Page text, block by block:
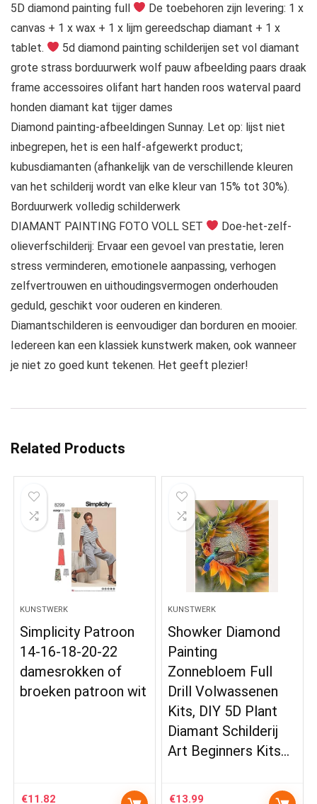
5D diamond painting full
De toebehoren zijn levering: 1 x
canvas + 1 x wax + 1 x lijm gereedschap diamant + 1 x
tablet.
5d diamond painting schilderijen set vol diamant
grote strass borduurwerk wolf pauw afbeelding paars draak
frame accessoires olifant hart handen roos waterval paard
honden diamant kat tijger dames
Diamond painting-afbeeldingen Sunnay. Let op: lijst niet
inbegrepen, het is een half-afgewerkt product;
kubusdiamanten (afhankelijk van de verschillende kleuren
van het schilderij wordt van elke kleur van 15% tot 30%).
Borduurwerk volledig schilderwerk
DIAMANT PAINTING FOTO VOLL SET
Doe-het-zelf-
olieverfschilderij: Ervaar een gevoel van prestatie, leren
stress verminderen, emotionele aanpassing, verhogen
zelfvertrouwen en uithoudingsvermogen onderhouden
geduld, geschikt voor ouderen en kinderen.
Diamantschilderen is eenvoudiger dan borduren en mooier.
Iedereen kan een klassiek kunstwerk maken, ook wanneer
je niet zo goed kunt tekenen. Het geeft plezier!
Related Products
KUNSTWERK
Simplicity Patroon
14-16-18-20-22
damesrokken of
broeken patroon wit
€11.82
KUNSTWERK
Showker Diamond
Painting
Zonnebloem Full
Drill Volwassenen
Kits, DIY 5D Plant
Diamant Schilderij
Art Beginners Kits…
€13.99